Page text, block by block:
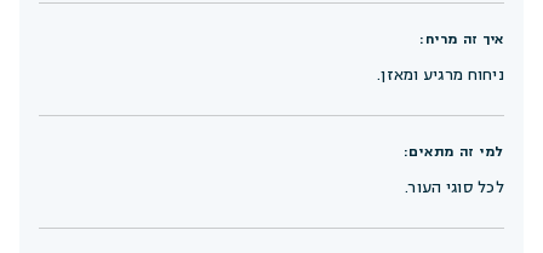
איך זה מריח:
ניחוח מרגיע ומאזן.
למי זה מתאים:
לכל סוגי העור.